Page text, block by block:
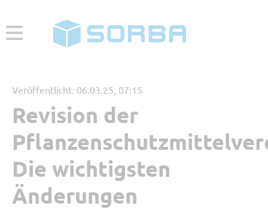
ABONNIERENZUR WEBSEITE
Menü
Aktuelle Beiträge
Beliebt
Veröffentlicht: 06.03.25, 07:15
Revision der
Die wichtigsten
Änderungen